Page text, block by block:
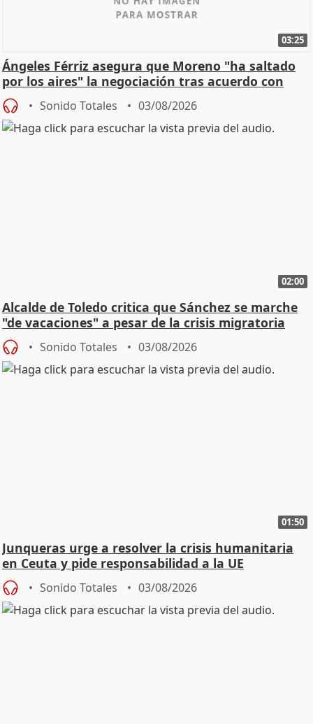
03:25
Ángeles Férriz asegura que Moreno "ha saltado
por los aires" la negociación tras acuerdo con
SMA
Sonido Totales 03/08/2026
02:00
Alcalde de Toledo critica que Sánchez se marche
"de vacaciones" a pesar de la crisis migratoria
Sonido Totales 03/08/2026
01:50
Junqueras urge a resolver la crisis humanitaria
en Ceuta y pide responsabilidad a la UE
Sonido Totales 03/08/2026